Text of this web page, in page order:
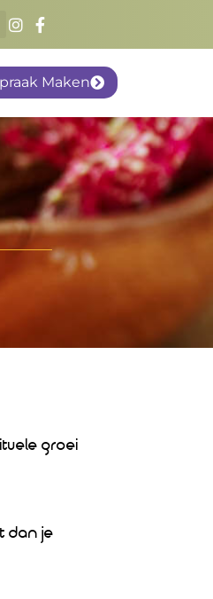
Maken
groei
dan je